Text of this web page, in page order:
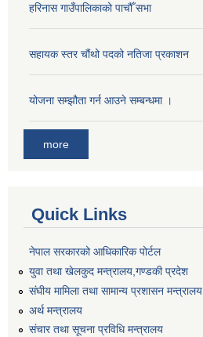
हरिनास गाउँपालिकाको पाचौँ सभा
सहायक स्तर चौंथो पदको नतिजा प्रकाशन
योजना सम्झौता गर्न आउने सम्बन्धमा ।
more
Quick Links
नेपाल सरकारको आधिकारिक पोर्टल
युवा तथा खेलकुद मन्त्रालय,गण्डकी प्रदेश
संघीय मामिला तथा सामान्य प्रशासन मन्त्रालय
अर्थ मन्त्रालय
संचार तथा सूचना प्रविधि मन्त्रालय